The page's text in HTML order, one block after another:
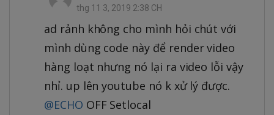
thg 11 3, 2019 2:38 CH
ad rảnh không cho mình hỏi chút với
mình dùng code này để render video
hàng loạt nhưng nó lại ra video lỗi vậy
nhỉ. up lên youtube nó k xử lý được.
@ECHO OFF Setlocal